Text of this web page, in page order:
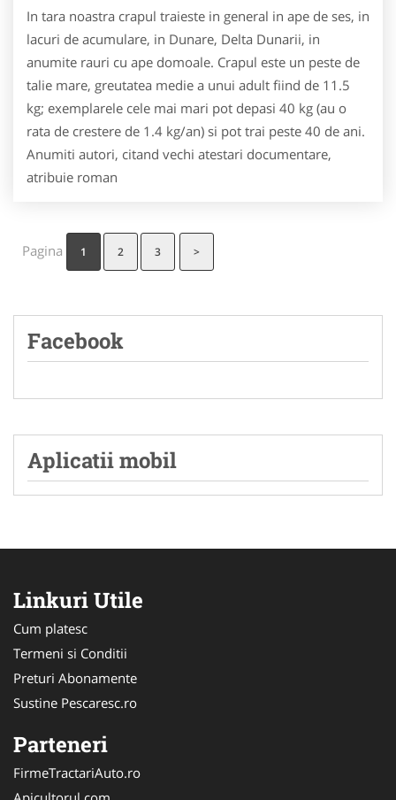
In tara noastra crapul traieste in general in ape de ses, in
lacuri de acumulare, in Dunare, Delta Dunarii, in
anumite rauri cu ape domoale. Crapul este un peste de
talie mare, greutatea medie a unui adult fiind de 11.5
kg; exemplarele cele mai mari pot depasi 40 kg (au o
rata de crestere de 1.4 kg/an) si pot trai peste 40 de ani.
Anumiti autori, citand vechi atestari documentare,
atribuie roman
Pagina 1 2 3 >
Facebook
Aplicatii mobil
Linkuri Utile
Cum platesc
Termeni si Conditii
Preturi Abonamente
Sustine Pescaresc.ro
Parteneri
FirmeTractariAuto.ro